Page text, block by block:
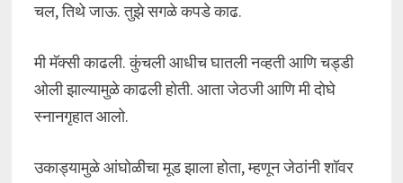
चल, तिथे जाऊ. तुझे सगळे कपडे काढ.
मी मॅक्सी काढली. कुंचली आधीच घातली नव्हती आणि चड्डी
ओली झाल्यामुळे काढली होती. आता जेठजी आणि मी दोघे
स्नानगृहात आलो.
उकाड्यामुळे आंघोळीचा मूड झाला होता, म्हणून जेठांनी शॉवर